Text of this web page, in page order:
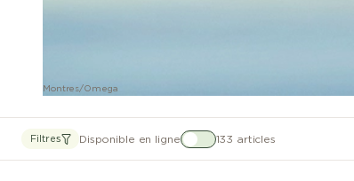
Montres/Omega
Filtres Disponible en ligne 133 articles